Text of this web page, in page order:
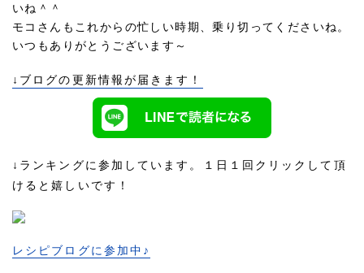
いね＾＾
モコさんもこれからの忙しい時期、乗り切ってくださいね。
いつもありがとうございます～
↓ブログの更新情報が届きます！
↓ランキングに参加しています。１日１回クリックして頂
けると嬉しいです！
レシピブログに参加中♪